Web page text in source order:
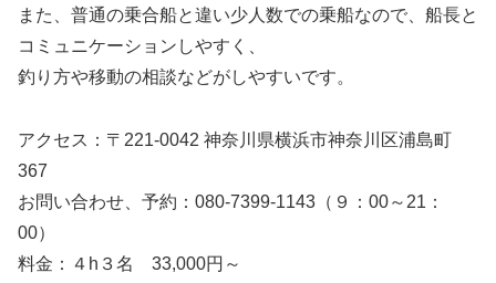
また、普通の乗合船と違い少人数での乗船なので、船長と
コミュニケーションしやすく、
釣り方や移動の相談などがしやすいです。
アクセス：〒221-0042 神奈川県横浜市神奈川区浦島町
367
お問い合わせ、予約：080-7399-1143（９：00～21：
00）
料金：４h３名 33,000円～